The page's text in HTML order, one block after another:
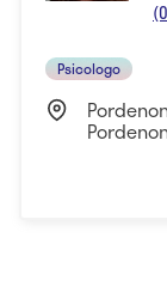
Psicologo